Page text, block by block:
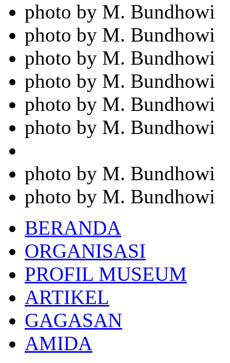
photo by M. Bundhowi
photo by M. Bundhowi
photo by M. Bundhowi
photo by M. Bundhowi
photo by M. Bundhowi
photo by M. Bundhowi
photo by M. Bundhowi
photo by M. Bundhowi
BERANDA
ORGANISASI
PROFIL MUSEUM
ARTIKEL
GAGASAN
AMIDA